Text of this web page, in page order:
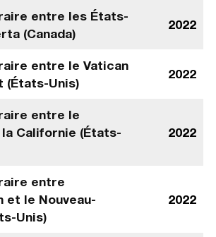
entre les États-
(Canada)
2022
entre le Vatican
(États-Unis)
2022
entre le
Californie (États-
2022
entre
et le Nouveau-
Unis)
2022